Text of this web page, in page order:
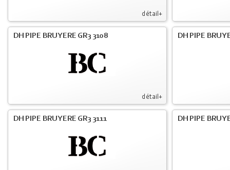
détail+
détail+
DH PIPE BRUYERE GR3 3108 DH PIPE
DH PIPE BRUYERE GR3 3111 DH PIPE